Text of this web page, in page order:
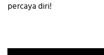
percaya diri!